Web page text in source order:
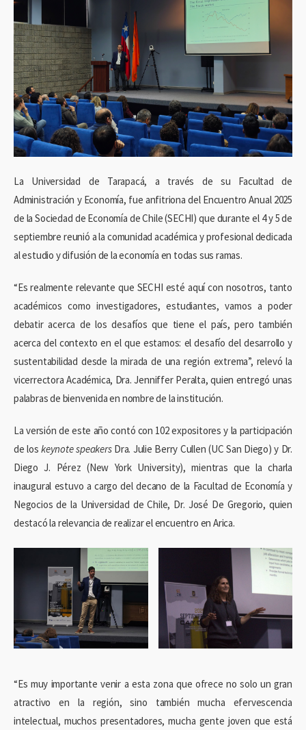
La Universidad de Tarapacá, a través de su Facultad de
Administración y Economía, fue anfitriona del Encuentro Anual 2025
de la Sociedad de Economía de Chile (SECHI) que durante el 4 y 5 de
septiembre reunió a la comunidad académica y profesional dedicada
al estudio y difusión de la economía en todas sus ramas.
“Es realmente relevante que SECHI esté aquí con nosotros, tanto
académicos como investigadores, estudiantes, vamos a poder
debatir acerca de los desafíos que tiene el país, pero también
acerca del contexto en el que estamos: el desafío del desarrollo y
sustentabilidad desde la mirada de una región extrema”, relevó la
vicerrectora Académica, Dra. Jenniffer Peralta, quien entregó unas
palabras de bienvenida en nombre de la institución.
La versión de este año contó con 102 expositores y la participación
de loskeynote speakersDra. Julie Berry Cullen (UC San Diego) y Dr.
Diego J. Pérez (New York University), mientras que la charla
inaugural estuvo a cargo del decano de la Facultad de Economía y
Negocios de la Universidad de Chile, Dr. José De Gregorio, quien
destacó la relevancia de realizar el encuentro en Arica.
“Es muy importante venir a esta zona que ofrece no solo un gran
atractivo en la región, sino también mucha efervescencia
intelectual, muchos presentadores, mucha gente joven que está